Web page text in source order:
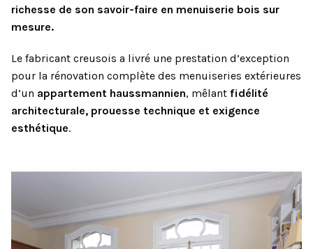
richesse de son savoir-faire en menuiserie bois sur
mesure.
Le fabricant creusois a livré une prestation d’exception
pour la rénovation complète des menuiseries extérieures
d’un appartement haussmannien, mêlant fidélité
architecturale, prouesse technique et exigence
esthétique.